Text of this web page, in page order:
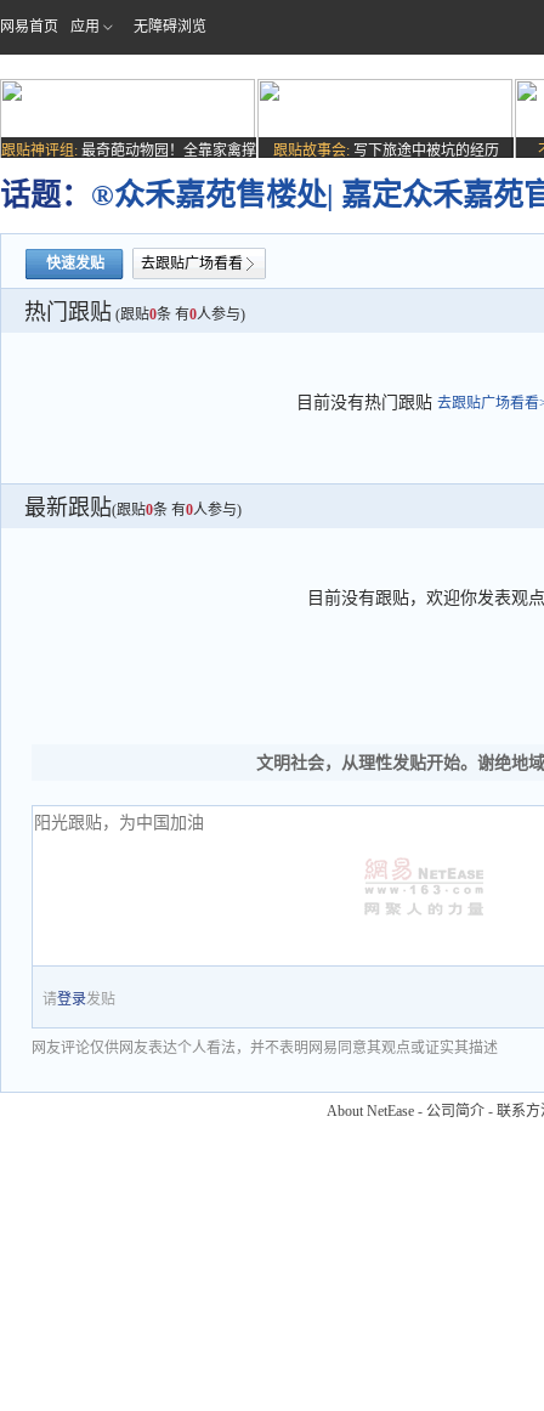
网易首页 应用 无障碍浏览
跟贴神评组: 最奇葩动物园！全靠家禽撑
场子
跟贴故事会: 写下旅途中被坑的经历
话题： ®众禾嘉苑售楼处| 嘉定众禾嘉苑
快速发贴 去跟贴广场看看
热门跟贴 (跟贴0条 有0人参与)
目前没有热门跟贴 去跟贴广场看看
最新跟贴(跟贴0条 有0人参与)
目前没有跟贴，欢迎你发表观点
文明社会，从理性发贴开始。谢绝地
请登录发贴
网友评论仅供网友表达个人看法，并不表明网易同意其观点或证实其描述
About NetEase - 公司简介 - 联系方